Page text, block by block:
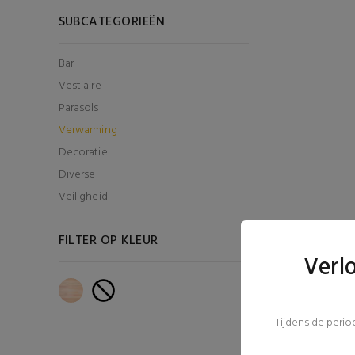
SUBCATEGORIEËN
Bar
Vestiaire
Parasols
Verwarming
Decoratie
Diverse
Veiligheid
FILTER OP KLEUR
Tijdens de